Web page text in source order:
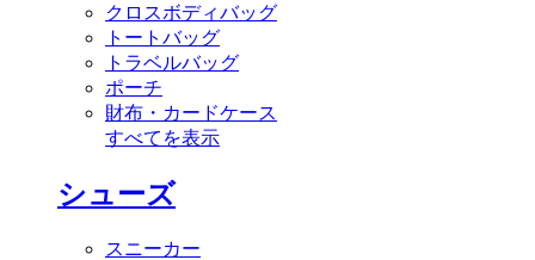
クロスボディバッグ
トートバッグ
トラベルバッグ
ポーチ
財布・カードケース
すべてを表示
シューズ
スニーカー